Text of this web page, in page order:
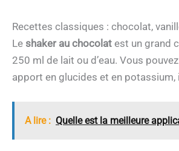
Recettes classiques : chocolat,
Le shaker au chocolat est un grand
250 ml de lait ou d’eau. Vous
apport en glucides et en potassium,
A lire : Quelle est la meilleure